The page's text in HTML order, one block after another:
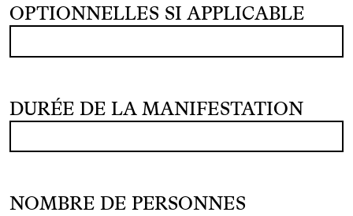
OPTIONNELLES SI APPLICABLE
DURÉE DE LA MANIFESTATION
NOMBRE DE PERSONNES